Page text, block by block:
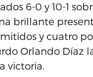
6-0 y 10-1
brillante
y cuatro
Orlando Díaz
victoria.